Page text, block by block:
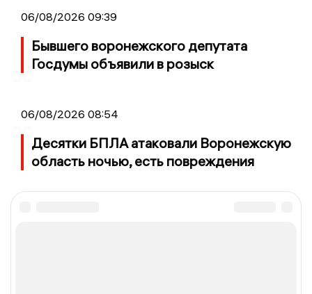
06/08/2026 09:39
Бывшего воронежского депутата
Госдумы объявили в розыск
06/08/2026 08:54
Десятки БПЛА атаковали Воронежскую
область ночью, есть повреждения